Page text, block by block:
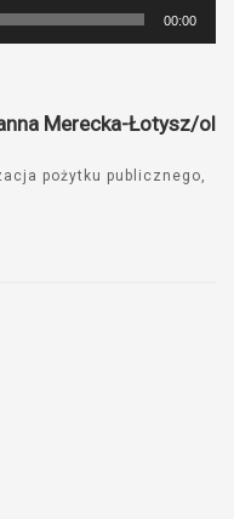
00:00
Merecka-Łotysz/ol
pożytku publicznego